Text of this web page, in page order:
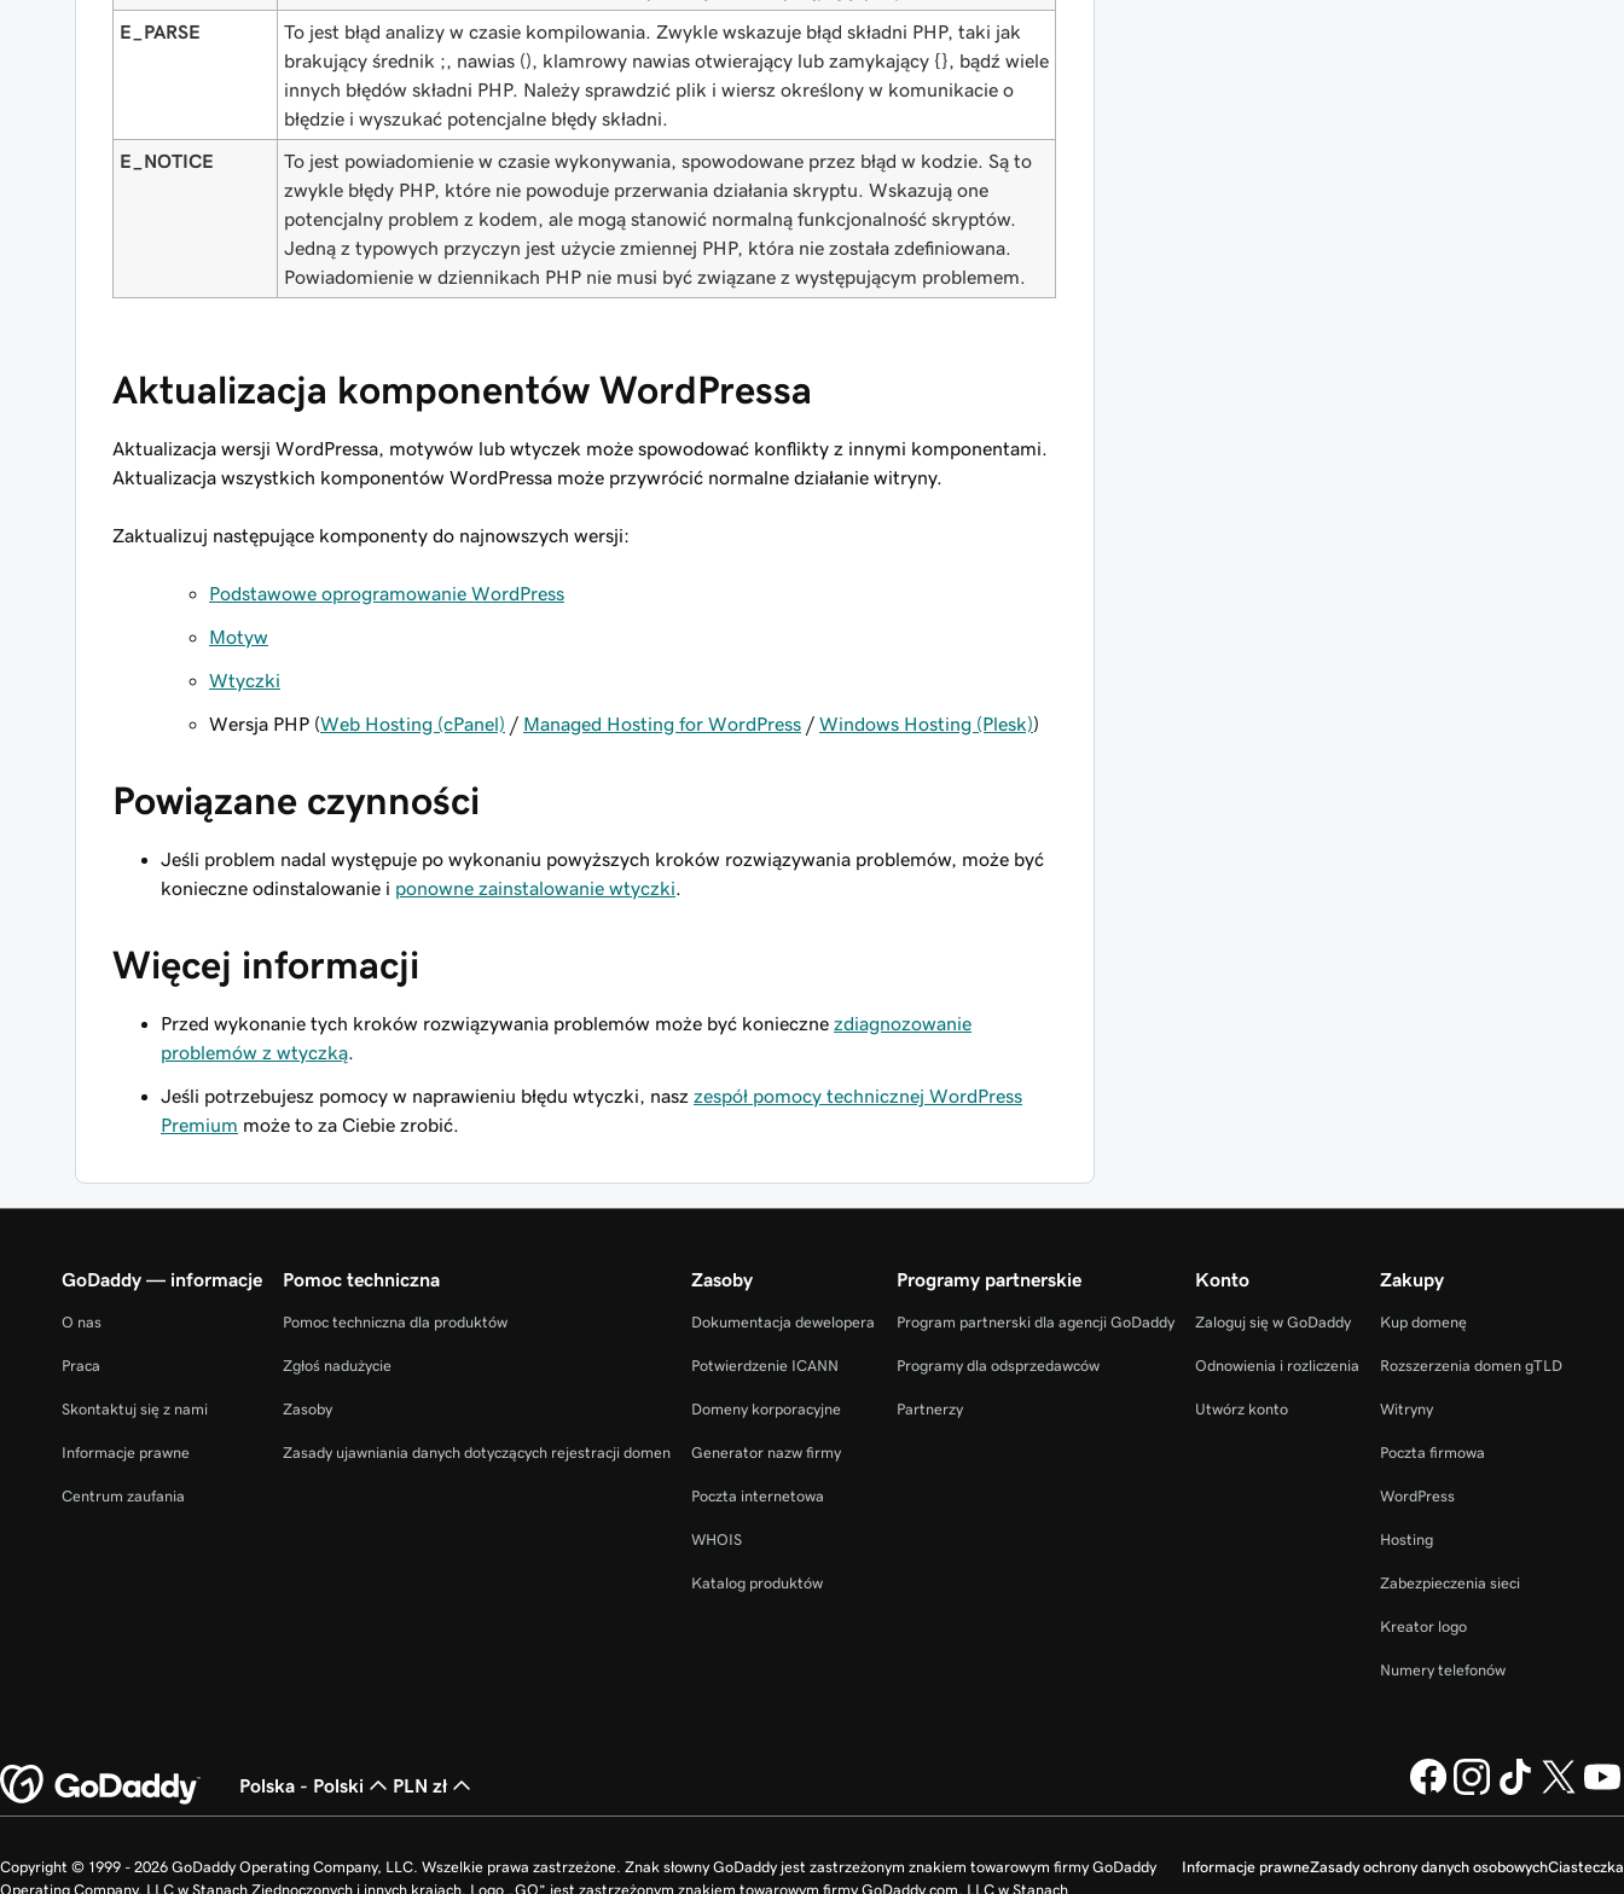
E_PARSE
To jest błąd analizy w czasie kompilowania. Zwykle wskazuje błąd składni PHP, taki jak
brakujący średnik ;, nawias (), klamrowy nawias otwierający lub zamykający {}, bądź wiele
innych błędów składni PHP. Należy sprawdzić plik i wiersz określony w komunikacie o
błędzie i wyszukać potencjalne błędy składni.
E_NOTICE
To jest powiadomienie w czasie wykonywania, spowodowane przez błąd w kodzie. Są to
zwykle błędy PHP, które nie powoduje przerwania działania skryptu. Wskazują one
potencjalny problem z kodem, ale mogą stanowić normalną funkcjonalność skryptów.
Jedną z typowych przyczyn jest użycie zmiennej PHP, która nie została zdefiniowana.
Powiadomienie w dziennikach PHP nie musi być związane z występującym problemem.
Aktualizacja komponentów WordPressa
Aktualizacja wersji WordPressa, motywów lub wtyczek może spowodować konflikty z innymi komponentami.
Aktualizacja wszystkich komponentów WordPressa może przywrócić normalne działanie witryny.
Zaktualizuj następujące komponenty do najnowszych wersji:
Podstawowe oprogramowanie WordPress
Motyw
Wtyczki
Wersja PHP (Web Hosting (cPanel) / Managed Hosting for WordPress / Windows Hosting (Plesk))
Powiązane czynności
Jeśli problem nadal występuje po wykonaniu powyższych kroków rozwiązywania problemów, może być
konieczne odinstalowanie i ponowne zainstalowanie wtyczki
Więcej informacji
Przed wykonanie tych kroków rozwiązywania problemów może być konieczne zdiagnozowanie
problemów z wtyczką
Jeśli potrzebujesz pomocy w naprawieniu błędu wtyczki, nasz zespół pomocy technicznej WordPress
Premium może to za Ciebie zrobić.
GoDaddy — informacje
O nas
Praca
Skontaktuj się z nami
Informacje prawne
Centrum zaufania
Pomoc techniczna
Pomoc techniczna dla produktów
Zgłoś nadużycie
Zasoby
Zasady ujawniania danych dotyczących rejestracji domen
Zasoby
Dokumentacja dewelopera
Potwierdzenie ICANN
Domeny korporacyjne
Generator nazw firmy
Poczta internetowa
WHOIS
Katalog produktów
Programy partnerskie
Program partnerski dla agencji GoDaddy
Programy dla odsprzedawców
Partnerzy
Konto
Zaloguj się w GoDaddy
Odnowienia i rozliczenia
Utwórz konto
Zakupy
Kup domenę
Rozszerzenia domen gTLD
Witryny
Poczta firmowa
WordPress
Hosting
Zabezpieczenia sieci
Kreator logo
Numery telefonów
Polska - Polski PLN zł
Informacje prawneZasady ochrony danych osobowychCiasteczka
Copyright © 1999 - 2026 GoDaddy Operating Company, LLC. Wszelkie prawa zastrzeżone. Znak słowny GoDaddy jest zastrzeżonym znakiem towarowym firmy GoDaddy
Operating Company, LLC w Stanach Zjednoczonych i innych krajach. Logo „GO” jest zastrzeżonym znakiem towarowym firmy GoDaddy.com, LLC w Stanach